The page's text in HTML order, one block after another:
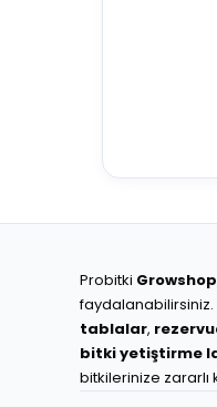
Probitki Growshop
faydalanabilirsiniz.
tablalar,
bitki yetiştirme
bitkilerinize